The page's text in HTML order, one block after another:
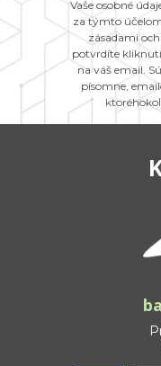
Vaše osobné
za týmto
zásadami
potvrdíte
na váš email.
písomne,